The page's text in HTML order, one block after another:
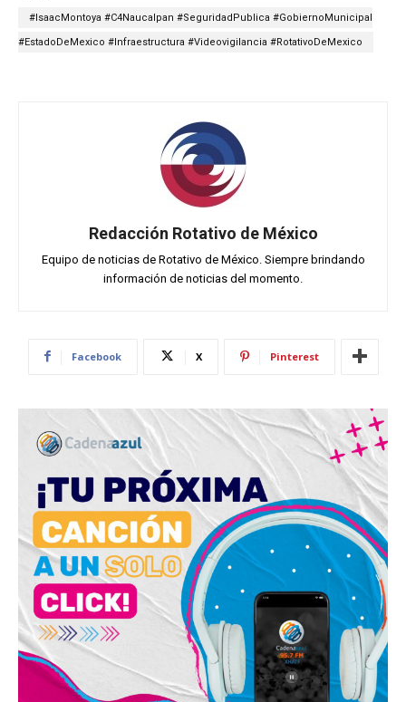
#IsaacMontoya #C4Naucalpan #SeguridadPublica #GobiernoMunicipal
#EstadoDeMexico #Infraestructura #Videovigilancia #RotativoDeMexico
Redacción Rotativo de México
Equipo de noticias de Rotativo de México. Siempre brindando
información de noticias del momento.
Facebook X Pinterest